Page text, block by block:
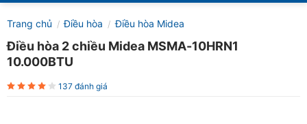
Trang chủ / Điều hòa / Điều hòa Midea
Điều hòa 2 chiều Midea MSMA-10HRN1
10.000BTU
137 đánh giá